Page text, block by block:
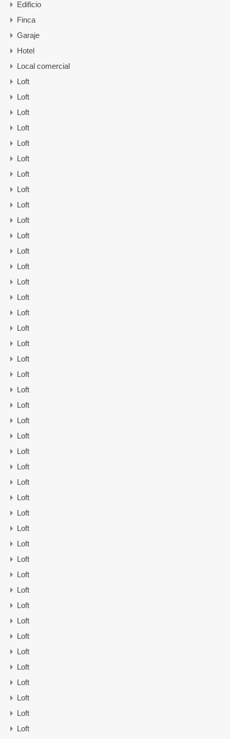
Edificio
Finca
Garaje
Hotel
Local comercial
Loft
Loft
Loft
Loft
Loft
Loft
Loft
Loft
Loft
Loft
Loft
Loft
Loft
Loft
Loft
Loft
Loft
Loft
Loft
Loft
Loft
Loft
Loft
Loft
Loft
Loft
Loft
Loft
Loft
Loft
Loft
Loft
Loft
Loft
Loft
Loft
Loft
Loft
Loft
Loft
Loft
Loft
Loft